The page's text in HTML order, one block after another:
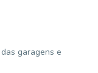
garagens e